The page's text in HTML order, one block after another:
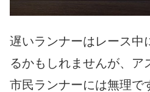
遅いランナーはレース中
るかもしれませんが、ア
市民ランナーには無理で